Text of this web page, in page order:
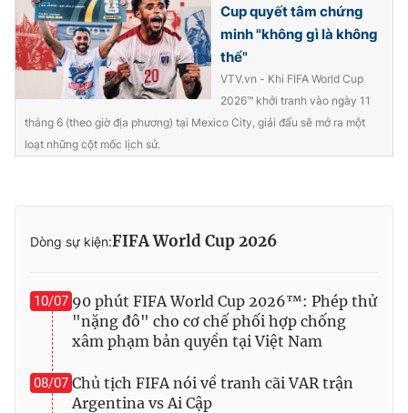
Cup quyết tâm chứng
minh "không gì là không
thể"
VTV.vn - Khi FIFA World Cup
2026™ khởi tranh vào ngày 11
tháng 6 (theo giờ địa phương) tại Mexico City, giải đấu sẽ mở ra một
loạt những cột mốc lịch sử.
Dòng sự kiện:FIFA World Cup 2026
10/07 90 phút FIFA World Cup 2026™: Phép thử
"nặng đô" cho cơ chế phối hợp chống
xâm phạm bản quyền tại Việt Nam
08/07 Chủ tịch FIFA nói về tranh cãi VAR trận
Argentina vs Ai Cập